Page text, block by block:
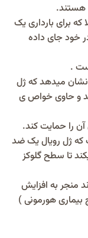
هستند.
که برای بارداری یک
خود جای داده
.
انجام شد نشان میدهد که ژل
و حاوی خواص ی
را حمایت کند.
ژل رویال یک ضد
تا سطح گلوکز
منجر به افزایش
هورمونی )